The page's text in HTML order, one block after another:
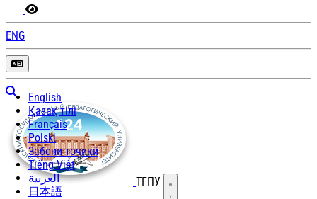
ENG
English
Қазақ тілі
Français
Polski
Забони тоҷикӣ
Tiếng Việt
العربية
日本語
ТГПУ Открыть меню